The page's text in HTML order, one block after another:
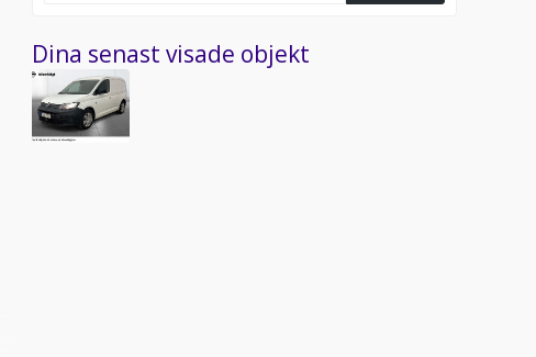
Dina senast visade objekt